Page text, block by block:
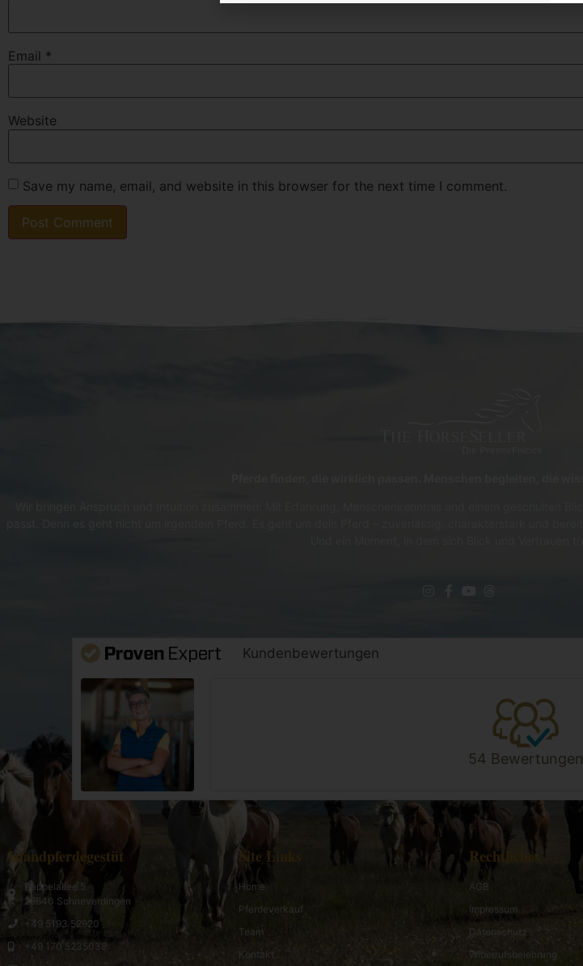
Email *
Website
Save my name, email, and website in this browser for the next time I comment.
Kundenbewertungen
54 Bewertungen
Islandpferdegestüt
Pappelallee 5
29640 Schneverdingen
+49 5193 52920
+49 170 5235038
Site Links
Home
Pferdeverkauf
Team
Kontakt
Rechtliches
AGB
Impressum
Datenschutz
Widerrufsbelehrung